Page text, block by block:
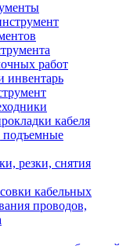
работ
инвентарь
кабеля
подъемные
резки, снятия
кабельных
проводов,